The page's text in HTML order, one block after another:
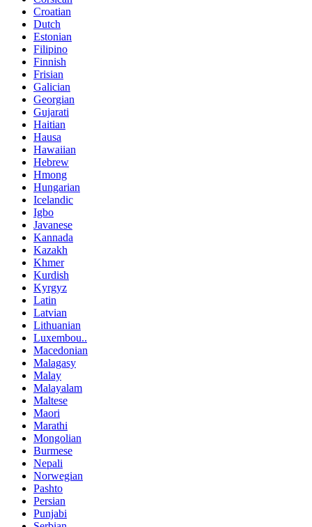
Croatian
Dutch
Estonian
Filipino
Finnish
Frisian
Galician
Georgian
Gujarati
Haitian
Hausa
Hawaiian
Hebrew
Hmong
Hungarian
Icelandic
Igbo
Javanese
Kannada
Kazakh
Khmer
Kurdish
Kyrgyz
Latin
Latvian
Lithuanian
Luxembou..
Macedonian
Malagasy
Malay
Malayalam
Maltese
Maori
Marathi
Mongolian
Burmese
Nepali
Norwegian
Pashto
Persian
Punjabi